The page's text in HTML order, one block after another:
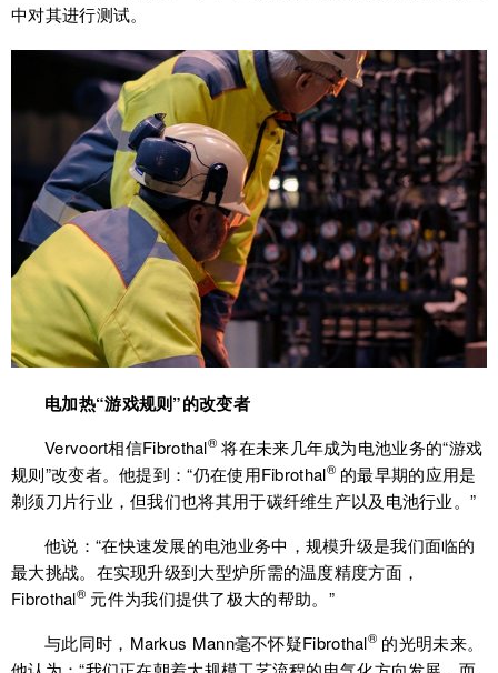
中对其进行测试。
电加热“游戏规则”的改变者
Vervoort相信Fibrothal® 将在未来几年成为电池业务的“游戏
规则”改变者。他提到：“仍在使用Fibrothal®的最早期的应用是
剃须刀片行业，但我们也将其用于碳纤维生产以及电池行业。”
他说：“在快速发展的电池业务中，规模升级是我们面临的
最大挑战。在实现升级到大型炉所需的温度精度方面，
Fibrothal® 元件为我们提供了极大的帮助。”
与此同时，Markus Mann毫不怀疑Fibrothal® 的光明未来。